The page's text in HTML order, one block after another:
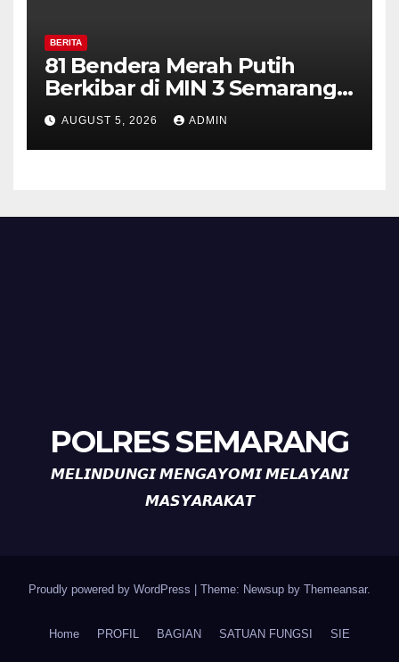
BERITA
81 Bendera Merah Putih
Berkibar di MIN 3 Semarang,
Bhabinkamtibmas Desa
Timpik Hadiri Peringatan
HUT ke-81 Kemerdekaan RI
AUGUST 5, 2026 ADMIN
POLRES SEMARANG
𝙈𝙀𝙇𝙄𝙉𝘿𝙐𝙉𝙂𝙄 𝙈𝙀𝙉𝙂𝘼𝙔𝙊𝙈𝙄 𝙈𝙀𝙇𝘼𝙔𝘼𝙉𝙄
𝙈𝘼𝙎𝙔𝘼𝙍𝘼𝙆𝘼𝙏
Proudly powered by WordPress Theme: Newsup by Themeansar.
Home PROFIL BAGIAN SATUAN FUNGSI SIE